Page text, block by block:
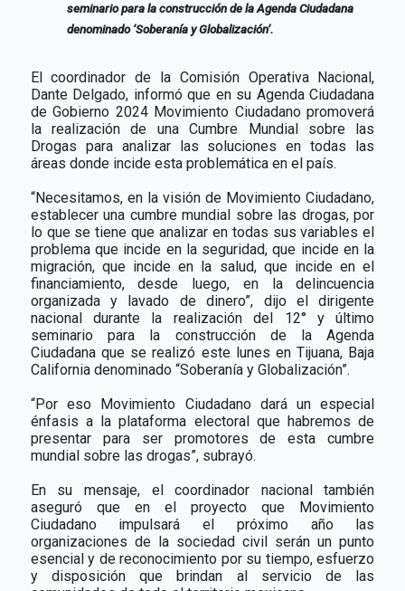
seminario para la construcción de la Agenda Ciudadana
denominado ‘Soberanía y Globalización’.
El coordinador de la Comisión Operativa Nacional,
Dante Delgado, informó que en su Agenda Ciudadana
de Gobierno 2024 Movimiento Ciudadano promoverá
la realización de una Cumbre Mundial sobre las
Drogas para analizar las soluciones en todas las
áreas donde incide esta problemática en el país.
“Necesitamos, en la visión de Movimiento Ciudadano,
establecer una cumbre mundial sobre las drogas, por
lo que se tiene que analizar en todas sus variables el
problema que incide en la seguridad, que incide en la
migración, que incide en la salud, que incide en el
financiamiento, desde luego, en la delincuencia
organizada y lavado de dinero”, dijo el dirigente
nacional durante la realización del 12° y último
seminario para la construcción de la Agenda
Ciudadana que se realizó este lunes en Tijuana, Baja
California denominado “Soberanía y Globalización”.
“Por eso Movimiento Ciudadano dará un especial
énfasis a la plataforma electoral que habremos de
presentar para ser promotores de esta cumbre
mundial sobre las drogas”, subrayó.
En su mensaje, el coordinador nacional también
aseguró que en el proyecto que Movimiento
Ciudadano impulsará el próximo año las
organizaciones de la sociedad civil serán un punto
esencial y de reconocimiento por su tiempo, esfuerzo
y disposición que brindan al servicio de las